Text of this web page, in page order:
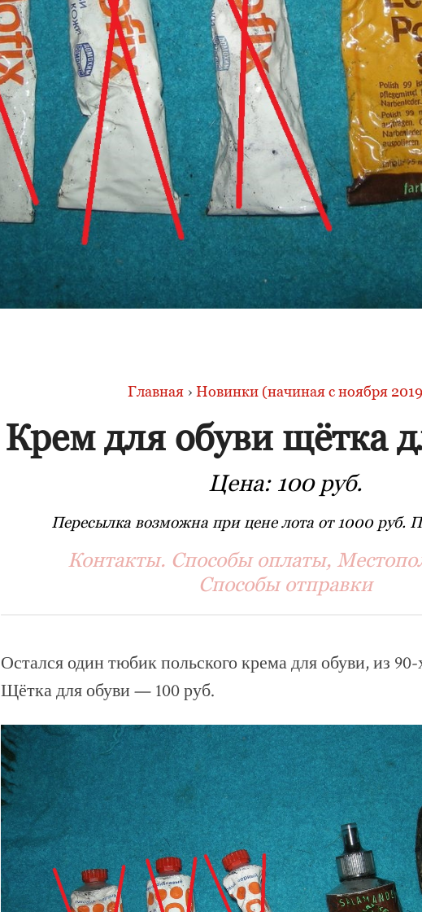
Главная › Новинки (начиная с ноября
Крем для обуви щётка
Цена: 100 руб.
Пересылка возможна при цене лота от 1000 руб.
Контакты. Способы оплаты,
Способы отправки
Остался один тюбик польского крема для обуви, из
Щётка для обуви — 100 руб.